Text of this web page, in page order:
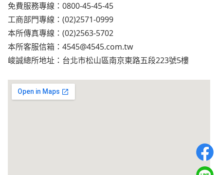
免費服務專線：0800-45-45-45
工商部門專線：(02)2571-0999
本所傳真專線：(02)2563-5702
本所客服信箱： 4545@4545.com.tw
峻誠總所地址：台北市松山區南京東路五段223號5樓